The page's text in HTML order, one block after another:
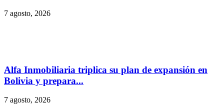
7 agosto, 2026
Alfa Inmobiliaria triplica su plan de expansión en
Bolivia y prepara...
7 agosto, 2026